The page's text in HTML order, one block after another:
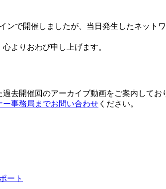
ンで開催しましたが、当日発生したネット
よりおわび申し上げます。
去開催回のアーカイブ動画をご案内してお
ー事務局までお問い合わせ ください。
ート